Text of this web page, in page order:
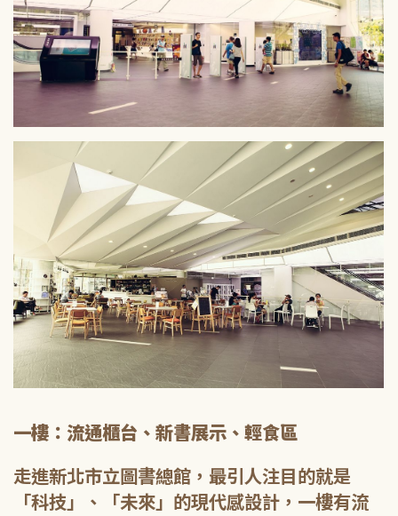
一樓：流通櫃台、新書展示、輕食區
走進新北市立圖書總館，最引人注目的就是
「科技」、「未來」的現代感設計，一樓有流